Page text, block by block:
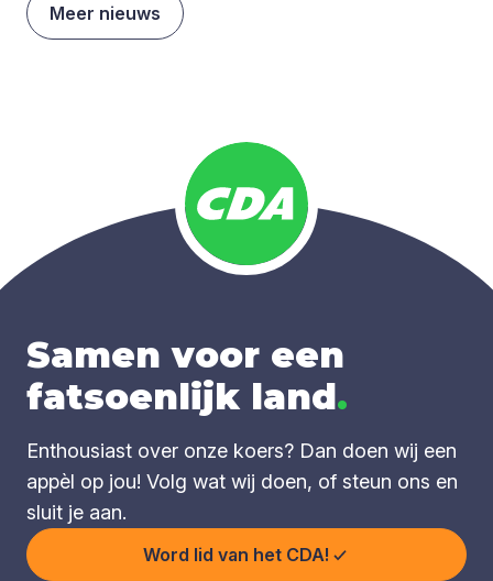
Meer nieuws
Samen voor een
fatsoenlijk land.
Enthousiast over onze koers? Dan doen wij een
appèl op jou! Volg wat wij doen, of steun ons en
sluit je aan.
Word lid van het CDA!